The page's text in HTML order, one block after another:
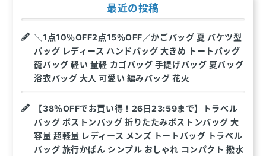
最近の投稿
＼1点10％OFF2点15％OFF／かごバッグ 夏 バケツ型
バッグ レディース ハンドバッグ 大きめ トートバッグ
籠バッグ 軽い 量軽 カゴバッグ 手提げバッグ 夏バッグ
浴衣バッグ 大人 可愛い 編みバッグ 花火
【38％OFFでお買い得！26日23:59まで】トラベル
バッグ ボストンバッグ 折りたたみボストンバッグ 大
容量 超軽量 レディース メンズ トートバッグ トラベル
バッグ 旅行かばん シンプル おしゃれ コンパクト 撥水